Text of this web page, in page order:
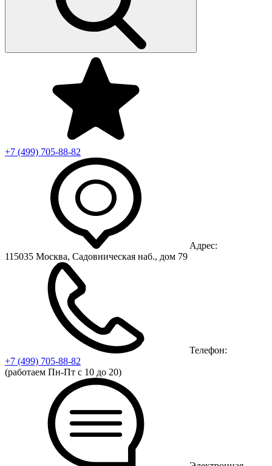
+7 (499) 705-88-82
Адрес:
115035 Москва, Садовническая наб., дом 79
Телефон:
+7 (499) 705-88-82
(работаем Пн-Пт с 10 до 20)